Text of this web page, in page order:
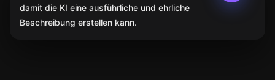
damit die KI eine ausführliche und ehrliche
Beschreibung erstellen kann.